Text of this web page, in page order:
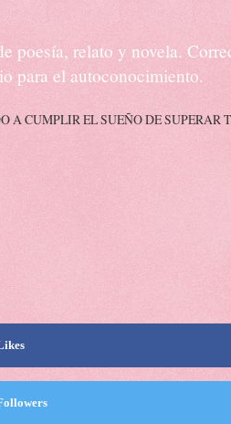
poesía, relato y novela.
para el autoconocimiento.
A CUMPLIR EL SUEÑO DE